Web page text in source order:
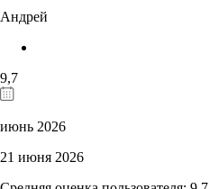
Андрей
9,7
июнь 2026
21 июня 2026